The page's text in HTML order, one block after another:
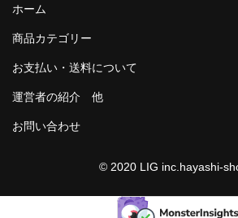
ホーム
商品カテゴリー
お支払い・送料について
運営者の紹介 他
お問い合わせ
© 2020 LIG inc.hayashi-